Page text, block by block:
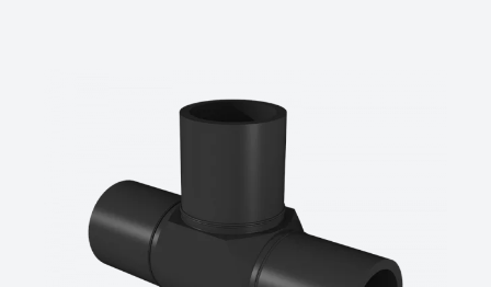
(Hersteller: STAR Piping Systems
GmbH,Wesel
technische Datenblätter unter
www.star.de.com
Tel.: 0281/98414-0 oder gleichwertig)